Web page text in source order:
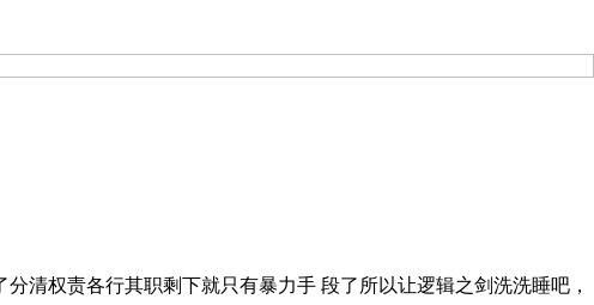
清权责各行其职剩下就只有暴力手 段了所以让逻辑之剑洗洗睡吧，